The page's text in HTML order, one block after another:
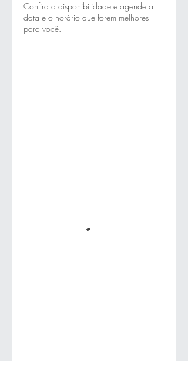
Confira a disponibilidade e agende a
data e o horário que forem melhores
para você.